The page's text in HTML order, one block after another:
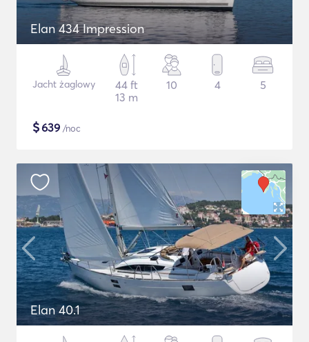
Elan 434 Impression
Jacht żaglowy
44 ft
13 m
10 4 5
$639 /noc
Elan 40.1